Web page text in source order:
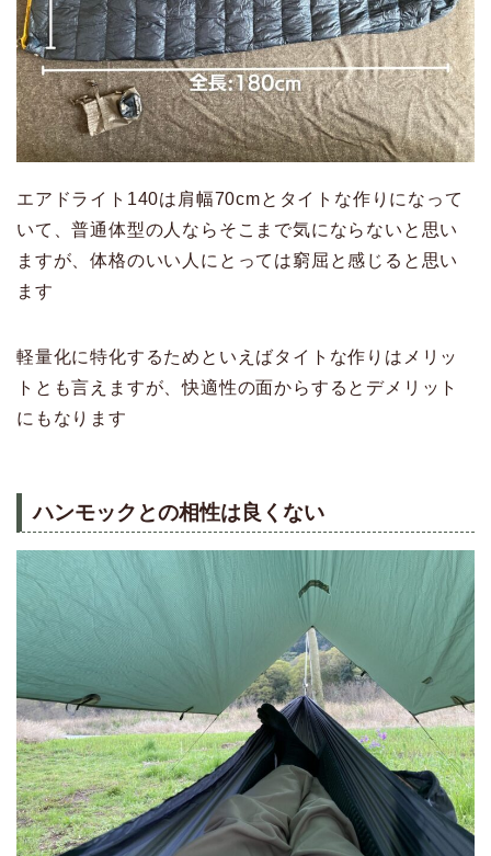
エアドライト140は肩幅70cmとタイトな作りになって
いて、普通体型の人ならそこまで気にならないと思い
ますが、体格のいい人にとっては窮屈と感じると思い
ます
軽量化に特化するためといえばタイトな作りはメリッ
トとも言えますが、快適性の面からするとデメリット
にもなります
ハンモックとの相性は良くない